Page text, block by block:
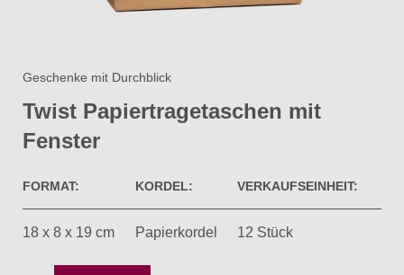
Geschenke mit Durchblick
Twist Papiertragetaschen mit
Fenster​
FORMAT: KORDEL: VERKAUFSEINHEIT:
18 x 8 x 19 cm Papierkordel 12 Stück